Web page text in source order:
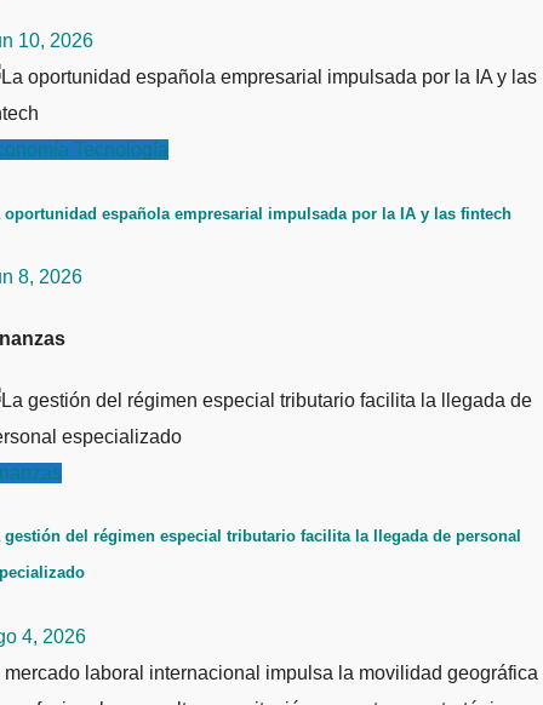
10, 2026
Tecnología
oportunidad española empresarial impulsada por la IA y las fintech
8, 2026
gestión del régimen especial tributario facilita la llegada de personal
4, 2026
mercado laboral internacional impulsa la movilidad geográfica